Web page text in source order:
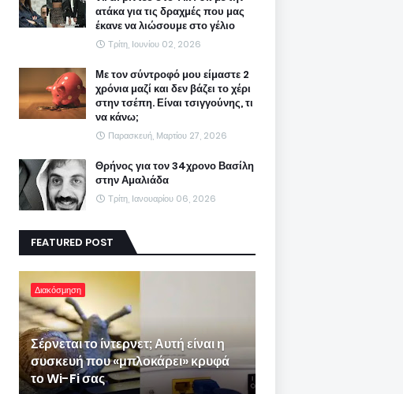
ατάκα για τις δραχμές που μας
έκανε να λιώσουμε στο γέλιο
Τρίτη, Ιουνίου 02, 2026
Με τον σύντροφό μου είμαστε 2
χρόνια μαζί και δεν βάζει το χέρι
στην τσέπη. Είναι τσιγγούνης, τι
να κάνω;
Παρασκευή, Μαρτίου 27, 2026
Θρήνος για τον 34χρονο Βασίλη
στην Αμαλιάδα
Τρίτη, Ιανουαρίου 06, 2026
FEATURED POST
Διακόσμηση
Σέρνεται το ίντερνετ; Αυτή είναι η
συσκευή που «μπλοκάρει» κρυφά
το Wi-Fi σας